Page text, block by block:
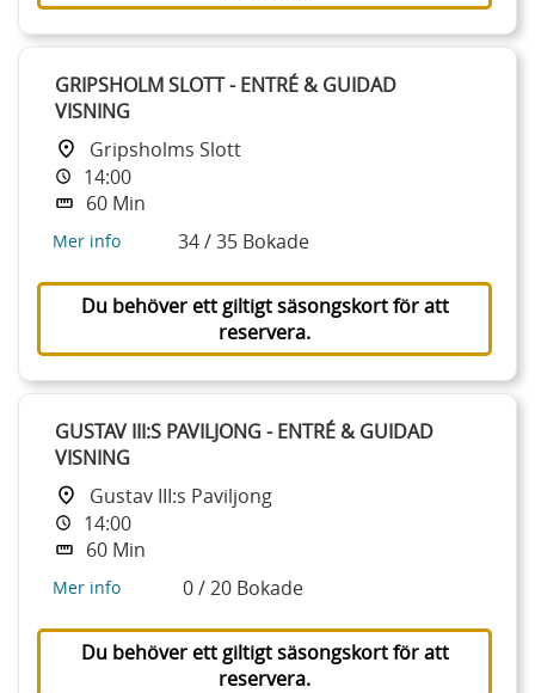
GRIPSHOLM SLOTT - ENTRÉ & GUIDAD
VISNING
Gripsholms Slott
14:00
60 Min
Mer info 34 / 35 Bokade
Du behöver ett giltigt säsongskort för att
reservera.
GUSTAV III:S PAVILJONG - ENTRÉ & GUIDAD
VISNING
Gustav III:s Paviljong
14:00
60 Min
Mer info 0 / 20 Bokade
Du behöver ett giltigt säsongskort för att
reservera.